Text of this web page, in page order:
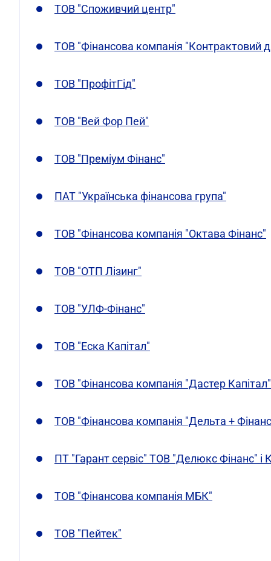
ТОВ "Споживчий центр"
ТОВ "Фінансова компанія "Контрактовий
ТОВ "ПрофітГід"
ТОВ "Вей Фор Пей"
ТОВ "Преміум Фінанс"
ПАТ "Українська фінансова група"
ТОВ "Фінансова компанія "Октава Фінанс"
ТОВ "ОТП Лізинг"
ТОВ "УЛФ-Фінанс"
ТОВ "Еска Капітал"
ТОВ "Фінансова компанія "Дастер Капітал"
ТОВ "Фінансова компанія "Дельта +
ПТ "Гарант сервіс" ТОВ "Делюкс Фінанс" і
ТОВ "Фінансова компанія МБК"
ТОВ "Пейтек"